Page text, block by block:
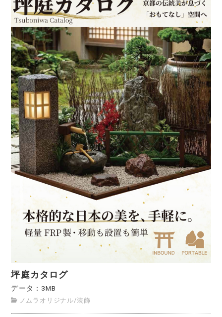
坪庭カタログ
データ：3MB
ノムラオリジナル/装飾